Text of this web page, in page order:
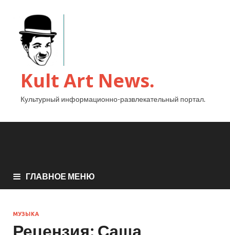
Kult Art News.
Культурный информационно-развлекательный портал.
ГЛАВНОЕ МЕНЮ
МУЗЫКА
Рецензия: Саша